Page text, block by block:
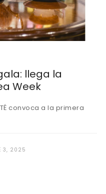
llega la
Week
convoca a la primera
3, 2025